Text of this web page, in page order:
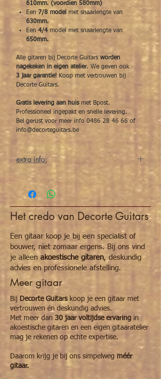
610mm. (voordien 580mm)
Een7/8 model met snaarlengte van
630mm.
Een 4/4 model met snaarlengte van
650mm.
Alle gitaren bij Decorte Guitars worden
nagekeken in eigen atelier. We geven ook
3 jaar garantie! Koop met vertrouwen bij
Decorte Guitars.
Gratis levering aan huis met Bpost.
Professioneel ingepakt en snelle levering.
Bel gerust voor meer info 0486 28 46 66 of
info@decorteguitars.be
extra info:
Deze klassieke gitaar van het merk
wordt geproduceerd in dezelfde
fabriek in China als de Salvador Cortez.
Martinez Model 48Cisvolledig in hoogglans
afgewerkt,speelt gemakkelijk, heeft een
(truss-rod of verstelstang),
mooi afgewerkte kopmetgoed
draaiende mechaniekenenklinkt, zoals elke
klassieke gitaar met een volledig massief
cederen bovenblad,
warm en vol.
Absolute
aanrader voor de muziekschool.
De kleinere modellen van Martinez zijn
populair, de1/2 model Bambino)en3/4
gitaren (Junior), zijn prijs/kwaliteit perfect
om te starten aan de muziekschool.
Extra tip:
Elke leerkracht aan de muziekschool of
een beginners klassieke gitaar een 'massief
bovenblad heeft en
Het credo van Decorte Guitars
Een gitaar koop je bij een specialist of
bouwer, niet zomaar ergens. Bij ons vind
je alleen akoestische gitaren, deskundig
advies en professionele afstelling.
Meer gitaar
Bij Decorte Guitarskoop je een gitaar met
vertrouwen én deskundig advies.
Met meer dan 30 jaar voltijdse ervaring in
akoestische gitaren en een eigen gitaaratelier
mag je rekenen op echte expertise.
Daarom krijg je bij ons simpelweg méér
gitaar.